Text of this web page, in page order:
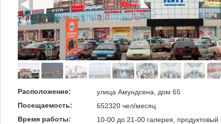
Расположение:
улица Амундсена, дом 65
Посещаемость:
652320 чел/месяц
Время работы:
10-00 до 21-00 галерея, продуктовый